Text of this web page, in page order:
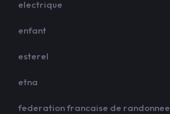
electrique
enfant
esterel
etna
federation francaise de randonnee